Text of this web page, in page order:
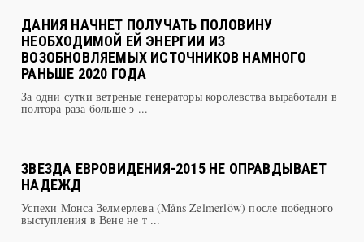
ДАНИЯ НАЧНЕТ ПОЛУЧАТЬ ПОЛОВИНУ
НЕОБХОДИМОЙ ЕЙ ЭНЕРГИИ ИЗ
ВОЗОБНОВЛЯЕМЫХ ИСТОЧНИКОВ НАМНОГО
РАНЬШЕ 2020 ГОДА
За одни сутки ветреные генераторы королевства выработали в
полтора раза больше э ...
ЗВЕЗДА ЕВРОВИДЕНИЯ-2015 НЕ ОПРАВДЫВАЕТ
НАДЕЖД
Успехи Монса Зелмерлева (Måns Zelmerlöw) после победного
выступления в Вене не т ...